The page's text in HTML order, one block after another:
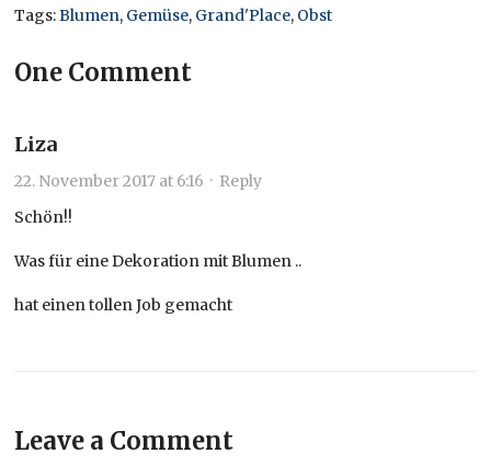
Tags:Blumen, Gemüse, Grand'Place, Obst
One Comment
Liza
22. November 2017 at 6:16 · Reply
Schön!!
Was für eine Dekoration mit Blumen ..
hat einen tollen Job gemacht
Leave a Comment